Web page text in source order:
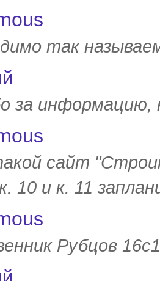
так
за
сайт
10 и к. 11
Рубцов